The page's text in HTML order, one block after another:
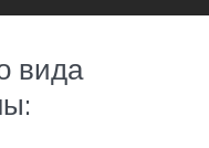
вида